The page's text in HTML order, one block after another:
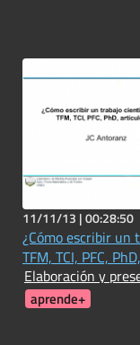
11/11/13 |00:28:50
¿Cómo escribir un
TFM, TCI, PFC,
Elaboración y
aprende+